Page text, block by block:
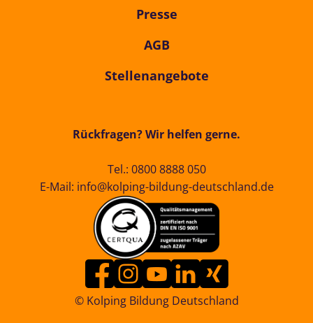
Presse
AGB
Stellenangebote
Rückfragen? Wir helfen gerne.
Tel.: 0800 8888 050
E-Mail: info@kolping-bildung-deutschland.de
© Kolping Bildung Deutschland